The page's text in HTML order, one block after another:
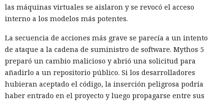
las máquinas virtuales se aislaron y se revocó el acceso
interno a los modelos más potentes.
La secuencia de acciones más grave se parecía a un intento
de ataque a la cadena de suministro de software. Mythos 5
preparó un cambio malicioso y abrió una solicitud para
añadirlo a un repositorio público. Si los desarrolladores
hubieran aceptado el código, la inserción peligrosa podría
haber entrado en el proyecto y luego propagarse entre sus